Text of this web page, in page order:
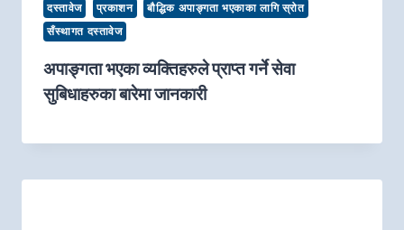
दस्तावेज प्रकाशन
बौद्धिक अपाङ्गता भएकाका लागि स्रोत
सँस्थागत दस्तावेज
अपाङ्गता भएका व्यक्तिहरुले प्राप्त गर्ने सेवा
सुबिधाहरुका बारेमा जानकारी